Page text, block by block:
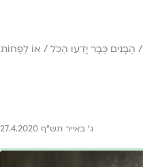
כְּבָר יָדְעוּ הַכֹּל / אוֹ לְפָחוֹת
ג' באייר תש"ף 27.4.2020